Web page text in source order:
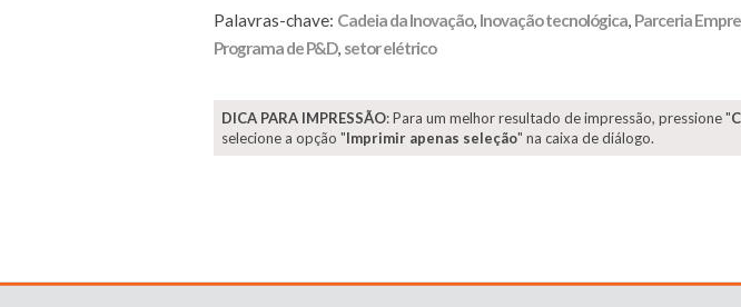
Palavras-chave: Cadeia da Inovação, Inovação tecnológica, Parceria
Programa de P&D, setor elétrico
DICA PARA IMPRESSÃO: Para um melhor resultado de impressão, pressione "
selecione a opção "Imprimir apenas seleção" na caixa de diálogo.